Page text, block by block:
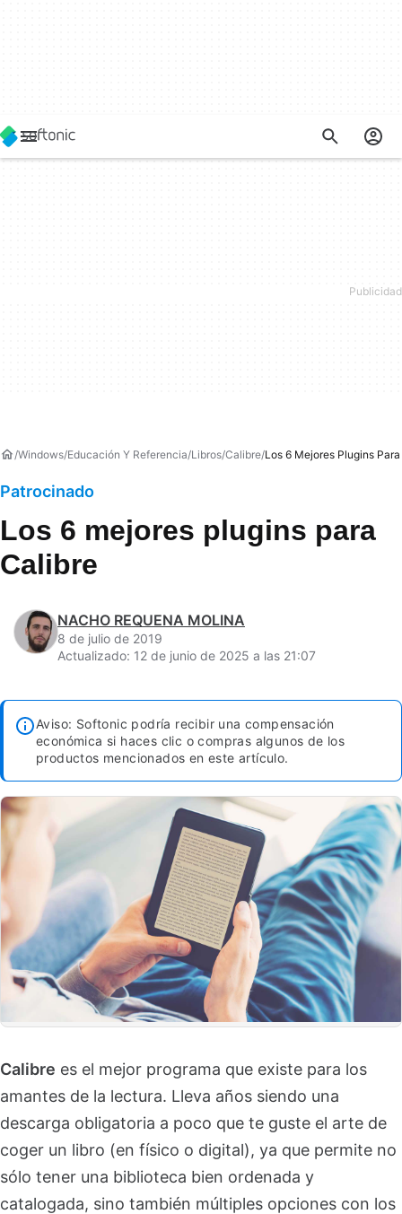
Windows Educación Y Referencia Libros Calibre Los 6 Mejores Plugins
Patrocinado
Los 6 mejores plugins para
Calibre
NACHO REQUENA MOLINA
8 de julio de 2019
Actualizado: 12 de junio de 2025 a las 21:07
Aviso: Softonic podría recibir una compensación
económica si haces clic o compras algunos de los
productos mencionados en este artículo.
Calibre es el mejor programa que existe para los
amantes de la lectura. Lleva años siendo una
descarga obligatoria a poco que te guste el arte de
coger un libro (en físico o digital), ya que permite no
sólo tener una biblioteca bien ordenada y
catalogada, sino también múltiples opciones con los